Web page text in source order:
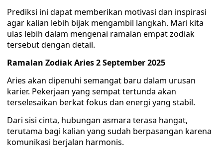
Prediksi ini dapat memberikan motivasi dan inspirasi
agar kalian lebih bijak mengambil langkah. Mari kita
ulas lebih dalam mengenai ramalan empat zodiak
tersebut dengan detail.
Ramalan Zodiak Aries 2 September 2025
Aries akan dipenuhi semangat baru dalam urusan
karier. Pekerjaan yang sempat tertunda akan
terselesaikan berkat fokus dan energi yang stabil.
Dari sisi cinta, hubungan asmara terasa hangat,
terutama bagi kalian yang sudah berpasangan karena
komunikasi berjalan harmonis.